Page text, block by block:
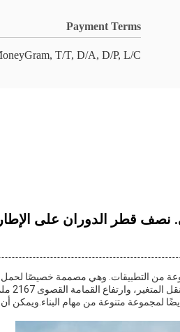
Payment Terms
T/T, D/A, D/P, L/C
التطبيقات. وهي مصممة خصيصًا لحمل
متنوعة من مهام البناء.ويمكن أن